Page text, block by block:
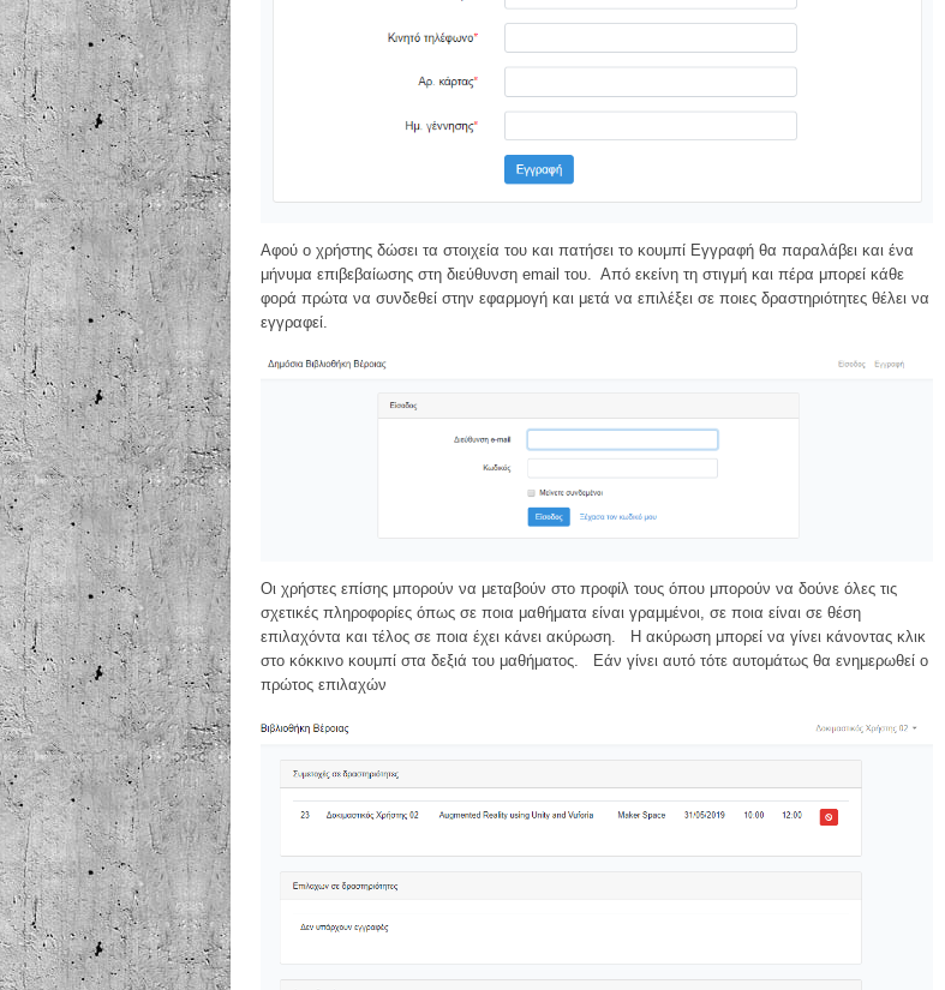
Αφού ο χρήστης δώσει τα στοιχεία του και πατήσει το κουμπί Εγγραφή θα παραλάβει και ένα
μήνυμα επιβεβαίωσης στη διεύθυνση email του. Από εκείνη τη στιγμή και πέρα μπορεί κάθε
φορά πρώτα να συνδεθεί στην εφαρμογή και μετά να επιλέξει σε ποιες δραστηριότητες θέλει να
εγγραφεί.
Οι χρήστες επίσης μπορούν να μεταβούν στο προφίλ τους όπου μπορούν να δούνε όλες τις
σχετικές πληροφορίες όπως σε ποια μαθήματα είναι γραμμένοι, σε ποια είναι σε θέση
επιλαχόντα και τέλος σε ποια έχει κάνει ακύρωση. Η ακύρωση μπορεί να γίνει κάνοντας κλικ
στο κόκκινο κουμπί στα δεξιά του μαθήματος. Εάν γίνει αυτό τότε αυτομάτως θα ενημερωθεί ο
πρώτος επιλαχών